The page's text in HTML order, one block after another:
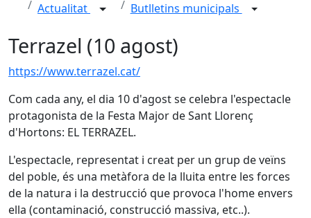
Actualitat Butlletins municipals
Terrazel (10 agost)
https://www.terrazel.cat/
Com cada any, el dia 10 d'agost se celebra l'espectacle
protagonista de la Festa Major de Sant Llorenç
d'Hortons: EL TERRAZEL.
L'espectacle, representat i creat per un grup de veïns
del poble, és una metàfora de la lluita entre les forces
de la natura i la destrucció que provoca l'home envers
ella (contaminació, construcció massiva, etc..).